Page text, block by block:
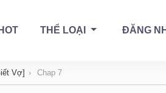
THỂ LOẠI ĐĂNG
Vợ] Chap 7